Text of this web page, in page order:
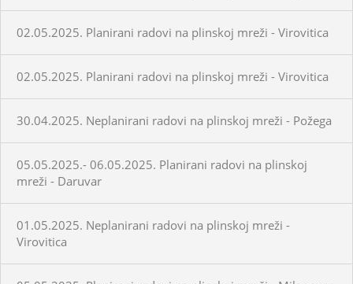
02.05.2025. Planirani radovi na plinskoj mreži - Virovitica
02.05.2025. Planirani radovi na plinskoj mreži - Virovitica
30.04.2025. Neplanirani radovi na plinskoj mreži - Požega
05.05.2025.- 06.05.2025. Planirani radovi na plinskoj
mreži - Daruvar
01.05.2025. Neplanirani radovi na plinskoj mreži -
Virovitica